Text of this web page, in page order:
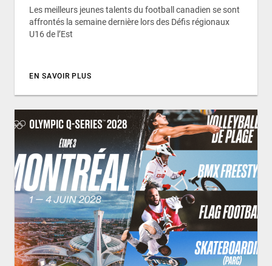
Les meilleurs jeunes talents du football canadien se sont
affrontés la semaine dernière lors des Défis régionaux
U16 de l’Est
EN SAVOIR PLUS